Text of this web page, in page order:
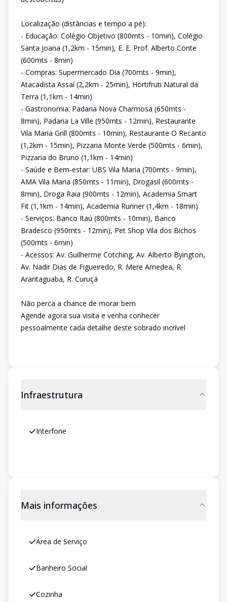
Localização (distâncias e tempo a pé):
- Educação: Colégio Objetivo (800mts - 10min), Colégio
Santa Joana (1,2km - 15min), E. E. Prof. Alberto Conte
(600mts - 8min)
- Compras: Supermercado Dia (700mts - 9min),
Atacadista Assaí (2,2km - 25min), Hortifruti Natural da
Terra (1,1km - 14min)
- Gastronomia: Padaria Nova Charmosa (650mts -
8min), Padaria La Ville (950mts - 12min), Restaurante
Vila Maria Grill (800mts - 10min), Restaurante O Recanto
(1,2km - 15min), Pizzaria Monte Verde (500mts - 6min),
Pizzaria do Bruno (1,1km - 14min)
- Saúde e Bem-estar: UBS Vila Maria (700mts - 9min),
AMA Vila Maria (850mts - 11min), Drogasil (600mts -
8min), Droga Raia (900mts - 12min), Academia Smart
Fit (1,1km - 14min), Academia Runner (1,4km - 18min)
- Serviços: Banco Itaú (800mts - 10min), Banco
Bradesco (950mts - 12min), Pet Shop Vila dos Bichos
(500mts - 6min)
- Acessos: Av. Guilherme Cotching, Av. Alberto Byington,
Av. Nadir Dias de Figueiredo, R. Mere Amedea, R.
Araritaguaba, R. Curuçá
Não perca a chance de morar bem
Agende agora sua visita e venha conhecer
pessoalmente cada detalhe deste sobrado incrível
Infraestrutura
Interfone
Mais informações
Área de Serviço
Banheiro Social
Cozinha